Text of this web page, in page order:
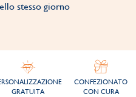
stesso giorno
GRATUITA
CONFEZIONATO
CON CURA